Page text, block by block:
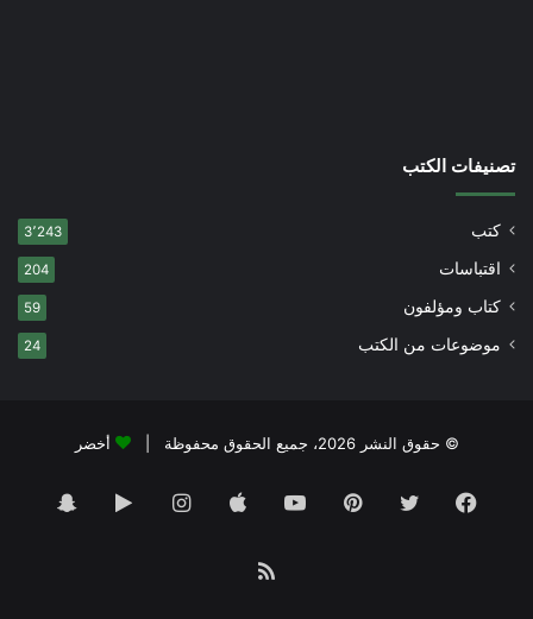
تصنيفات الكتب
كتب 3٬243
اقتباسات 204
كتاب ومؤلفون 59
موضوعات من الكتب 24
© حقوق النشر 2026، جميع الحقوق محفوظة | أخضر
فيسبوك تويتر بينتيريستيوتيوب انستقرام‏Google
ملخص